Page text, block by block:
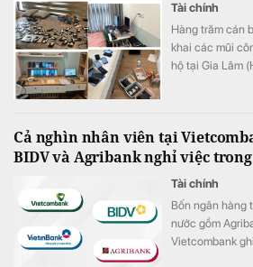
Tài chính
Hàng trăm cán
khai các mũi
hộ tại Gia Lâm
Cả nghìn nhân viên tại
BIDV và Agribank nghỉ việc
Tài chính
Bốn ngân hàng
nước gồm
Vietcombank